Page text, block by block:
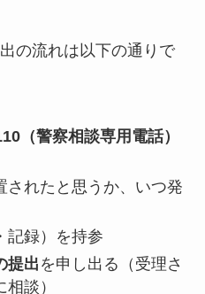
の流れは以下の通りで
（警察相談専用電話）
されたと思うか、いつ発
記録）を持参
提出を申し出る（受理さ
談）